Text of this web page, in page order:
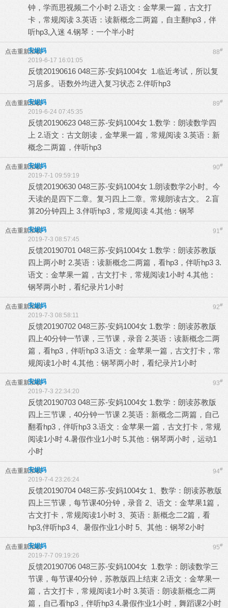
钟，学而思视频二个小时 2.语文：金苹果一篇，古文打
卡，常规阅读 3.英语：读新概念二两篇，自主翻hp3，伴
听hp3,入迷 4.钢琴：一个半小时
点击重新加载 88#
安妮妈
2019-6-17 16:01:05
反馈20190616 048三苏-安妈1004女 1.临近考试，所以复
习居多。语数外均进入复习状态 2.伴听hp3
点击重新加载 89#
安妮妈
2019-6-24 07:45:35
反馈20190623 048三苏-安妈1004女 1.数学：朗读数学四
上 2.语文：古文朗读，金苹果一篇，常规阅读 3.英语：新
概念二两篇，伴听hp3
点击重新加载 90#
安妮妈
2019-7-1 09:59:19
反馈20190630 048三苏-安妈1004女 1.朗读数学2小时。今
天读的是四下二章。复习四上二章。常规朗读古文。 2.盲
算20分钟四上 3.伴听hp3，常规阅读 4.其他：钢琴
点击重新加载 91#
安妮妈
2019-7-3 08:57:45
反馈20190701 048三苏-安妈1004女 1.数学：朗读苏教版
四上两小时 2.英语：读新概念二两篇，看hp3，伴听hp3 3.
语文：金苹果一篇，古文打卡，常规阅读1小时 4.其他：
钢琴两小时，看纪录片1小时
点击重新加载 92#
安妮妈
2019-7-3 08:58:11
反馈20190702 048三苏-安妈1004女 1.数学：朗读苏教版
四上40分钟一节课，三节课，录音 2.英语：读新概念二两
篇，看hp3，伴听hp3 3.语文：金苹果一篇，古文打卡，常
规阅读1小时 4.其他：钢琴两小时，看纪录片1小时
点击重新加载 93#
安妮妈
2019-7-3 22:34:20
反馈20190703 048三苏-安妈1004女 1.数学：朗读苏教版
四上三节课，40分钟一节课 2.英语：新概念二两篇，自己
翻看hp3，伴听hp3 3.语文：金苹果一篇，古文打卡，常规
阅读1小时 4.暑假作业1小时 5.其他：钢琴两小时，运动1
小时
点击重新加载 94#
安妮妈
2019-7-4 23:26:24
反馈20190704 048三苏-安妈1004女 1、数学：朗读苏教版
四上三节课，每节课40分钟，录音 2、语文：金苹果1篇，
古文打卡，常规阅读1小时 3、英语：新概念二2篇，看
hp3,伴听hp3 4、暑假作业1小时 5、其他：钢琴2小时
点击重新加载 95#
安妮妈
2019-7-7 09:19:26
反馈20190706 048三苏-安妈1004女 1.数学：朗读数学三
节课，每节课40分钟，苏教版四上结束 2.语文：金苹果一
篇，古文打卡，常规阅读1小时 3.英语：朗读新概念二两
篇，自己看hp3，伴听hp3 4.暑假作业1小时，舞蹈课2小时